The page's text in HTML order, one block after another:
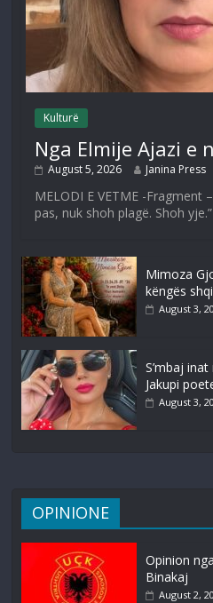
Kulturë
Nga Elmije Ajazi e
August 5, 2026 Janina Press
MELODI E VETME -Fragment
pas, nuk shoh plagë. Shoh
Mimoza
këngës
August 3,
S’mbaj
Jakupi
August 3,
OPINIONE
Opinion
Binakaj
August 2,